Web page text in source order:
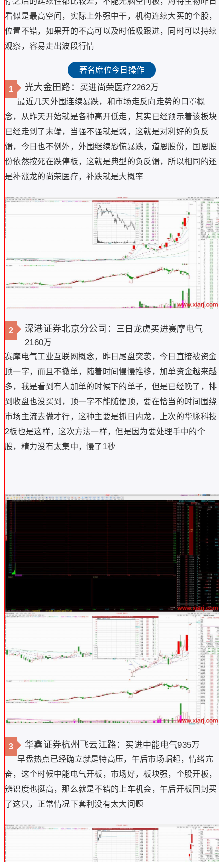
看似是最高空间，实际上外强中干，机构连续大买的个股，
位置不错，如果开的不高可以及时低吸跟进，同时可以持续
观察，容易走出波段行情
著名席位今日操作
1 光大金田路： 买进尚荣医疗2262万
最近几天外围连续暴跌，和市场走反向走势的口罩概
念，从昨天开始就是各种高开低走，其实已经预示着该板块
已经走到了末端，当强不强就是弱，这就是对利好的负反
馈，今日也不例外，外围继续恐慌暴跌，道恩股份，国恩股
份依然按死在跌停板，这就是典型的负反馈，所以相同的还
是补涨龙的尚荣医疗，补跌就是大概率
2 深港证券北京分公司： 三日龙虎买进赛摩电气
2160万
赛摩电气工业互联网概念，昨日尾盘突袭，今日直接被资金
顶一字，而且不撤单，随着时间慢慢推移，加单资金越来越
多，我是看到有人加单的时候下的单子，但是已经晚了，排
到收盘也没买到，顶一字不能随便顶，要在恰当的时间围绕
市场主流去做才行，这种主要是抓日内龙，上次的华脉科技
2板也是这样，这次方法一样，但是因为要处理手中的个
股，精力没有太集中，慢了1秒
3 华鑫证券杭州飞云江路： 买进中能电气935万
早盘热点已经确立就是特高压，午后市场崛起，情绪亢
奋，这个时候中能电气开板，市场好，板块强，个股开板，
辨识度也挺高，那么就是不错的上车机会，午后开板回封买
了这只，正常情况下套利没有太大问题